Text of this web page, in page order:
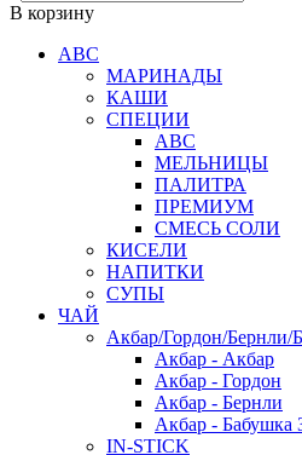
В корзину
АВС
МАРИНАДЫ
КАШИ
СПЕЦИИ
АВС
МЕЛЬНИЦЫ
ПАЛИТРА
ПРЕМИУМ
СМЕСЬ СОЛИ
КИСЕЛИ
НАПИТКИ
СУПЫ
ЧАЙ
Акбар/Гордон/Бернли/
Акбар - Акбар
Акбар - Гордон
Акбар - Бернли
Акбар - Бабушка
IN-STICK